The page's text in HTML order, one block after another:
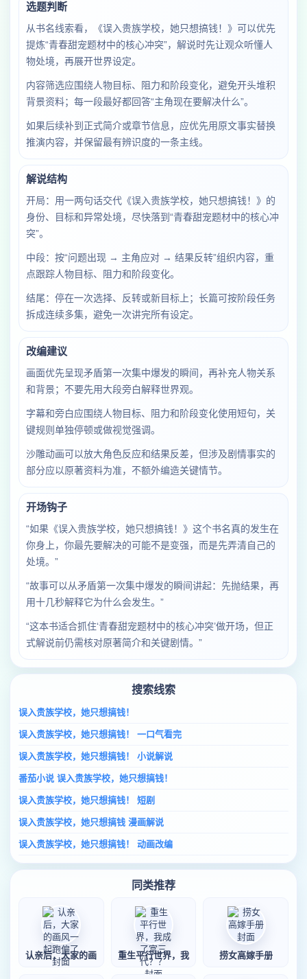
选题判断
从书名线索看，《误入贵族学校，她只想搞钱！》可以优先
提炼“青春甜宠题材中的核心冲突”，解说时先让观众听懂人
物处境，再展开世界设定。
内容筛选应围绕人物目标、阻力和阶段变化，避免开头堆积
背景资料；每一段最好都回答“主角现在要解决什么”。
如果后续补到正式简介或章节信息，应优先用原文事实替换
推演内容，并保留最有辨识度的一条主线。
解说结构
开局：用一两句话交代《误入贵族学校，她只想搞钱！》的
身份、目标和异常处境，尽快落到“青春甜宠题材中的核心冲
突”。
中段：按“问题出现 → 主角应对 → 结果反转”组织内容，重
点跟踪人物目标、阻力和阶段变化。
结尾：停在一次选择、反转或新目标上；长篇可按阶段任务
拆成连续多集，避免一次讲完所有设定。
改编建议
画面优先呈现矛盾第一次集中爆发的瞬间，再补充人物关系
和背景；不要先用大段旁白解释世界观。
字幕和旁白应围绕人物目标、阻力和阶段变化使用短句，关
键规则单独停顿或做视觉强调。
沙雕动画可以放大角色反应和结果反差，但涉及剧情事实的
部分应以原著资料为准，不额外编造关键情节。
开场钩子
“如果《误入贵族学校，她只想搞钱！》这个书名真的发生在
你身上，你最先要解决的可能不是变强，而是先弄清自己的
处境。”
“故事可以从矛盾第一次集中爆发的瞬间讲起：先抛结果，再
用十几秒解释它为什么会发生。”
“这本书适合抓住‘青春甜宠题材中的核心冲突’做开场，但正
式解说前仍需核对原著简介和关键剧情。”
搜索线索
误入贵族学校，她只想搞钱！
误入贵族学校，她只想搞钱！ 一口气看完
误入贵族学校，她只想搞钱！ 小说解说
番茄小说 误入贵族学校，她只想搞钱！
误入贵族学校，她只想搞钱！ 短剧
误入贵族学校，她只想搞钱 漫画解说
误入贵族学校，她只想搞钱！ 动画改编
同类推荐
认亲后，大家的画 重生平行世界，我 捞女高嫁手册